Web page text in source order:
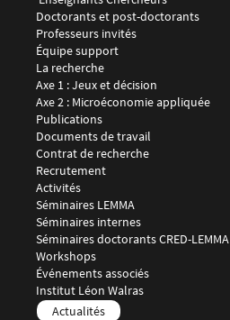
Doctorants et post-doctorants
Professeurs invités
Équipe support
Menu footer LEMMA 2
La recherche
Axe 1 : Jeux et décision
Axe 2 : Microéconomie appliquée
Publications
Documents de travail
Contrat de recherche
Recrutement
Menu footer LEMMA 3
Activités
Séminaires LEMMA
Séminaires internes
Séminaires doctorants CRED-LEMMA
Workshops
Événements associés
Menu footer LEMMA 4
Institut Léon Walras
Menu footer LEMMA 5
Actualités